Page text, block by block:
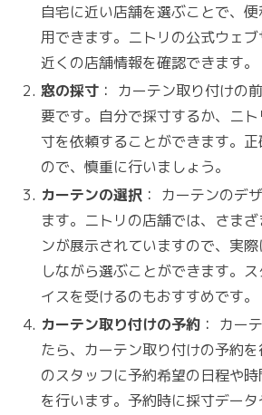
自宅に近い店舗を選ぶことで、
用できます。ニトリの公式ウェブ
近くの店舗情報を確認できます。
窓の採寸 ： カーテン取り付けの
要です。自分で採寸するか、ニ
寸を依頼することができます。
ので、慎重に行いましょう。
カーテンの選択 ： カーテンのデ
ます。ニトリの店舗では、さま
ンが展示されていますので、実
しながら選ぶことができます。
イスを受けるのもおすすめです。
カーテン取り付けの予約 ： カー
たら、カーテン取り付けの予約
のスタッフに予約希望の日程や
を行います。予約時に採寸デー